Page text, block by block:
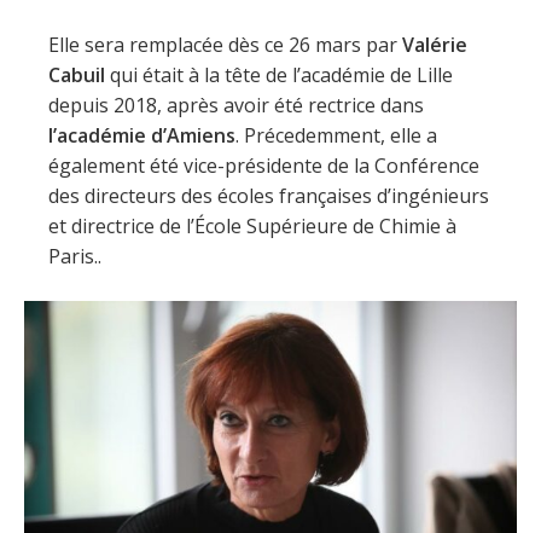
Elle sera remplacée dès ce 26 mars parValérie
Cabuil qui était à la tête de l’académie de Lille
depuis 2018, après avoir été rectrice dans
l’académie d’Amiens. Précedemment, elle a
également été vice-présidente de la Conférence
des directeurs des écoles françaises d’ingénieurs
et directrice de l’École Supérieure de Chimie à
Paris..